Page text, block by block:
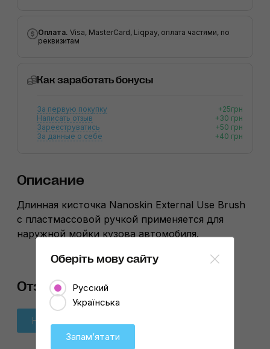
Оплата. Visa, MasterCard, Liqpay, оплата частями, по
реквизитам
Как заработать бонусы
За первую покупку
+25грн
Написать отзыв
+30 грн
Зареєструватись
+50 грн
За данные о себе
+40 грн
Описание
Длинная кисточка Nanoskin External Use Brush
с пластмассовой ручкой применяется для
наружной мойки кузова автомобиля.
Отзывы
Написать отзыв
Оберіть мову сайту
Русский
Українська
Запамʼятати